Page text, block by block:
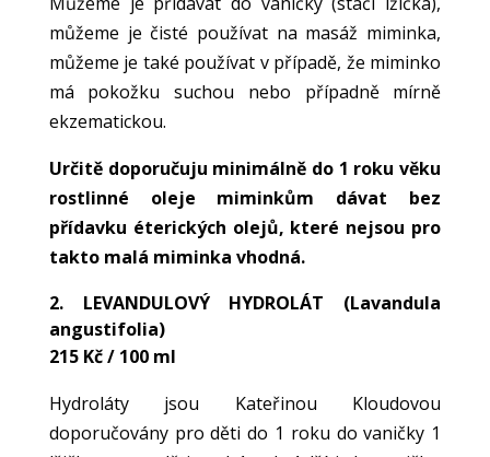
můžeme je čisté používat na masáž miminka,
můžeme je také používat v případě, že miminko
má pokožku suchou nebo případně mírně
ekzematickou.
Určitě doporučuju minimálně do 1 roku věku
rostlinné oleje miminkům dávat bez
přídavku éterických olejů, které nejsou pro
takto malá miminka vhodná.
2. LEVANDULOVÝ HYDROLÁT (Lavandula
angustifolia)
215 Kč / 100 ml
Hydroláty jsou Kateřinou Kloudovou
doporučovány pro děti do 1 roku do vaničky 1